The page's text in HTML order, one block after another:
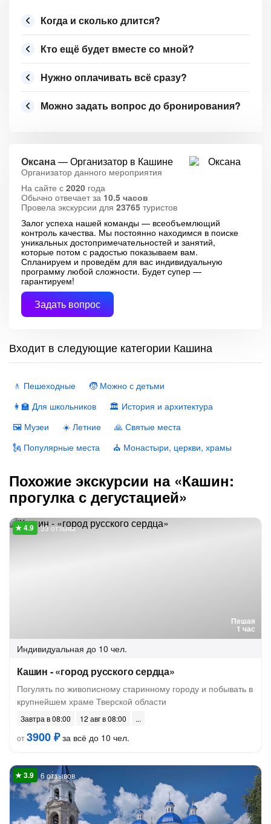
Когда и сколько длится?
Кто ещё будет вместе со мной?
Нужно оплачивать всё сразу?
Можно задать вопрос до бронирования?
Оксана— Организатор в Кашине
Организатор данного мероприятия
На сайте с 2020 года
Обычно отвечает за 10.5 часов
Провела экскурсии для 23765 туристов
Залог успеха нашей команды — всеобъемлющий
контроль качества. Мы постоянно находимся в поиске
уникальных достопримечательностей и занятий,
которые потом с радостью показываем вам.
Спланируем и проведём для вас индивидуальную
программу любой сложности. Будет супер —
гарантируем!
Задать вопрос
Входит в следующие категории Кашина
🚶 Пешеходные
🧒 Можно с детьми
👩‍🏫 Для школьников
🏛 История и архитектура
🖼 Музеи
☀️ Летние
🙏 Святые места
🗽 Популярные места
⛪️ Монастыри, церкви, храмы
Похожие экскурсии на «Кашин:
прогулка с дегустацией»
Пешая
1 час
33 отзыва
Индивидуальная до 10 чел.
Кашин - «город русского сердца»
Погулять по живописному старинному городу и побывать в
крупнейшем храме Тверской области
Завтра в 08:00
12 авг в 08:00
от3900 ₽за всё до 10 чел.
6 отзывов